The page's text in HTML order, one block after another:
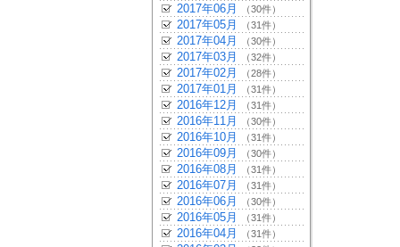
2017年06月 （30件）
2017年05月 （31件）
2017年04月 （30件）
2017年03月 （32件）
2017年02月 （28件）
2017年01月 （31件）
2016年12月 （31件）
2016年11月 （30件）
2016年10月 （31件）
2016年09月 （30件）
2016年08月 （31件）
2016年07月 （31件）
2016年06月 （30件）
2016年05月 （31件）
2016年04月 （31件）